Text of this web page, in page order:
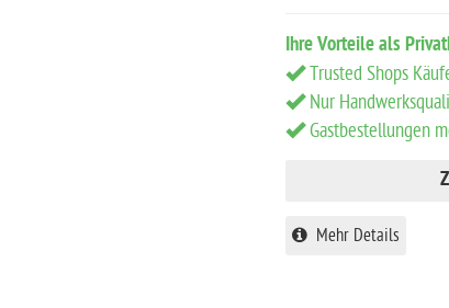
Ihre Vorteile als
Trusted Shops
Nur
Gastbestellungen
Mehr Details